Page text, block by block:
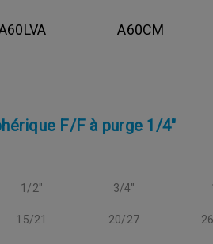
A60CM
F/F à purge 1/4"
1/2" 3/4"
15/21 20/27